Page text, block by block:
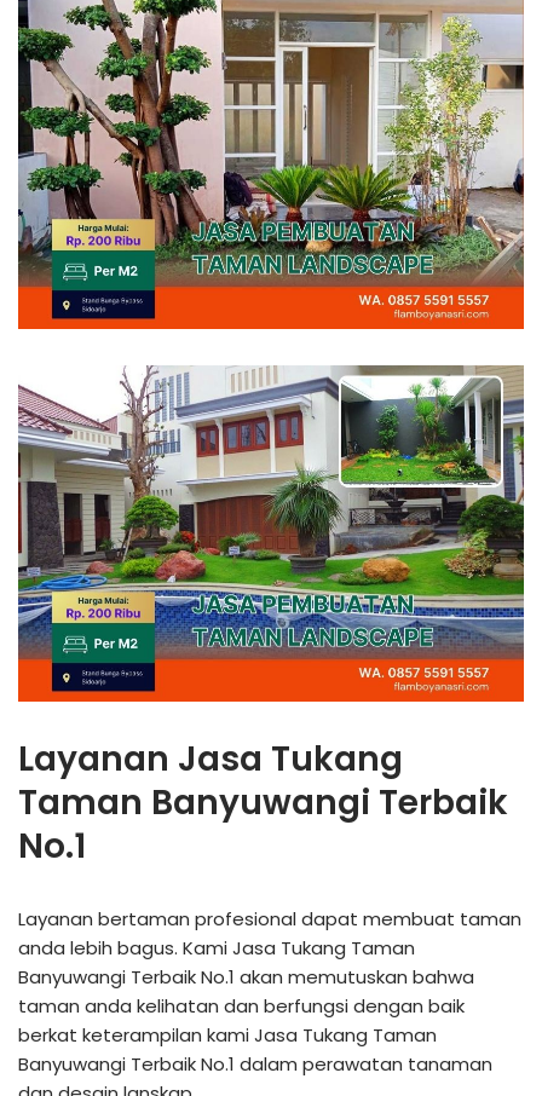
Layanan Jasa Tukang
Taman Banyuwangi Terbaik
No.1
Layanan bertaman profesional dapat membuat taman
anda lebih bagus. Kami Jasa Tukang Taman
Banyuwangi Terbaik No.1 akan memutuskan bahwa
taman anda kelihatan dan berfungsi dengan baik
berkat keterampilan kami Jasa Tukang Taman
Banyuwangi Terbaik No.1 dalam perawatan tanaman